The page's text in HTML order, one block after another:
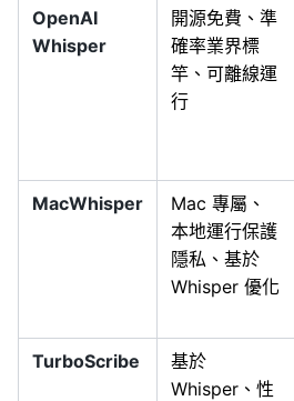
OpenAI
Whisper
開源免費、準
確率業界標
竿、可離線運
行
MacWhisper
Mac 專屬、
本地運行保護
隱私、基於
Whisper 優化
TurboScribe
基於
Whisper、性